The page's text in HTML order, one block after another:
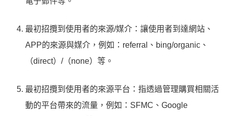
最初招攬到使用者的來源/媒介：讓使用者到達網站、
APP的來源與媒介，例如：referral、bing/organic、
（direct）/（none）等。
最初招攬到使用者的來源平台：指透過管理購買相關活
動的平台帶來的流量，例如：SFMC、Google